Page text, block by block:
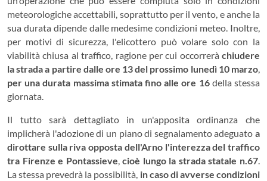
meteorologiche accettabili, soprattutto per il vento, e anche la
sua durata dipende dalle medesime condizioni meteo. Inoltre,
per motivi di sicurezza, l'elicottero può volare solo con la
viabilità chiusa al traffico, ragione per cui occorrerà chiudere
la strada a partire dalle ore 13 del prossimo lunedì 10 marzo,
per una durata massima stimata fino alle ore 16della stessa
giornata.
Il tutto sarà dettagliato in un'apposita ordinanza che
implicherà l'adozione di un piano di segnalamento adeguato a
dirottare sulla riva opposta dell'Arno l'interezza del traffico
tra Firenze e Pontassieve,cioè lungo la strada statale n.67.
La stessa prevedrà la possibilità, in caso di avverse condizioni